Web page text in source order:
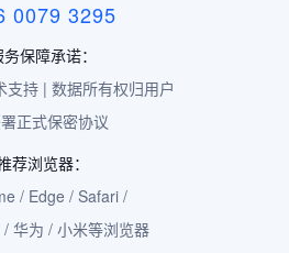
0079 3295
务保障承诺：
支持 | 数据所有权归用户
正式保密协议
荐浏览器：
/ Edge / Safari /
华为 / 小米等浏览器